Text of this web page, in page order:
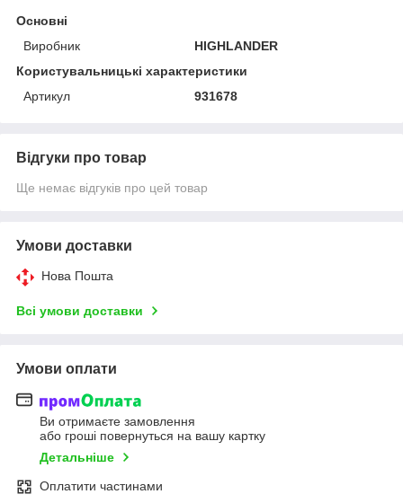
Основні
Виробник
HIGHLANDER
Користувальницькі характеристики
Артикул
931678
Відгуки про товар
Ще немає відгуків про цей товар
Умови доставки
Нова Пошта
Всі умови доставки
Умови оплати
Ви отримаєте замовлення
або гроші повернуться на вашу картку
Детальніше
Оплатити частинами